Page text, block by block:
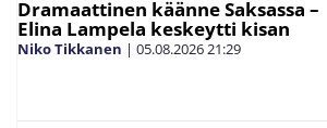
Dramaattinen käänne Saksassa –
Elina Lampela keskeytti kisan
Niko Tikkanen | 05.08.202621:29